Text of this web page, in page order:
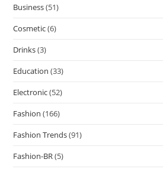
Business(51)
Cosmetic(6)
Drinks(3)
Education (33)
Electronic(52)
Fashion (166)
Fashion Trends(91)
Fashion-BR(5)